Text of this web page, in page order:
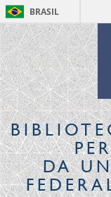
BRASIL
DA